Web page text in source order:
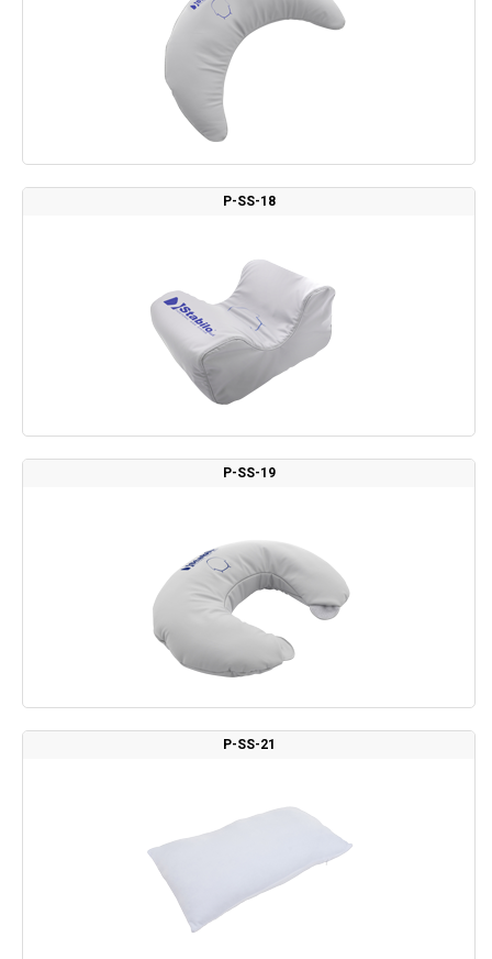
P-SS-18
P-SS-19
P-SS-21